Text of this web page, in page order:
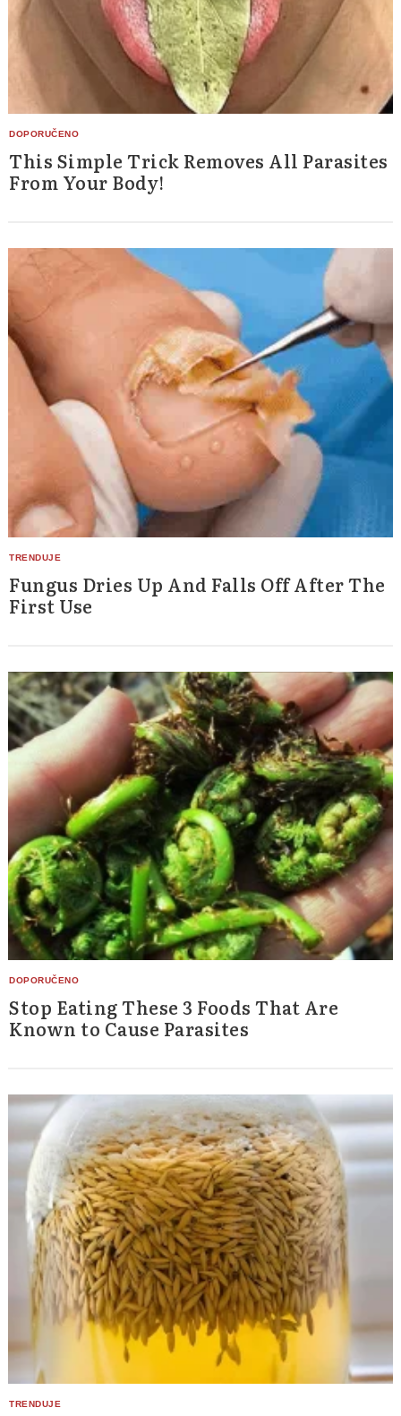
This Simple Trick Removes All Parasites
From Your Body!
Fungus Dries Up And Falls Off After The
First Use
Stop Eating These 3 Foods That Are
Known to Cause Parasites